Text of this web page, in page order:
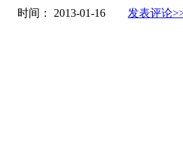
时间： 2013-01-16 发表评论